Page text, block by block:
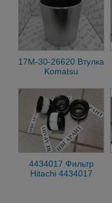
17M-30-26620 Втулка
Komatsu
4434017 Фильтр
Hitachi 4434017